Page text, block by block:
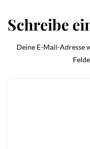
Schreibe
Deine E-Mail-